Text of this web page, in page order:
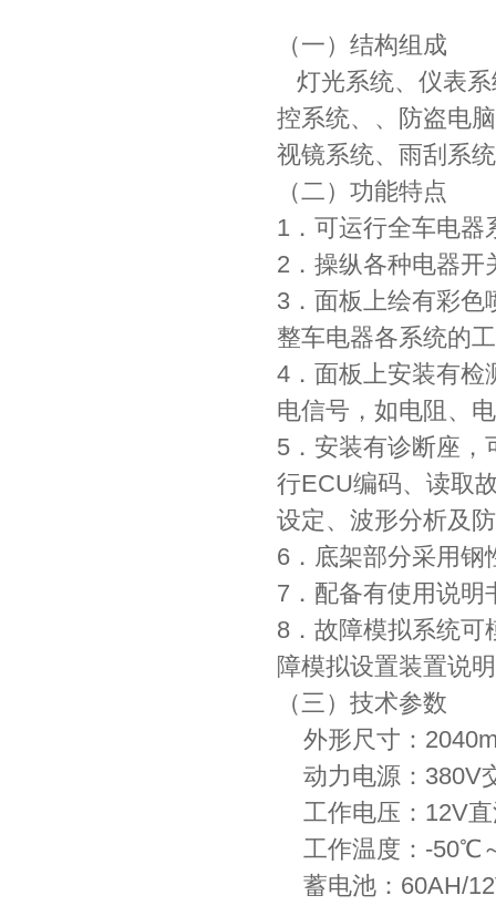
（一）结构组成
灯光系统、仪表
控系统、、防盗电
视镜系统、雨刮系
（二）功能特点
1．可运行全车电器
2．操纵各种电器开
3．面板上绘有彩色
整车电器各系统的
4．面板上安装有检
电信号，如电阻、
5．安装有诊断座，
行ECU编码、读取
设定、波形分析及
6．底架部分采用钢
7．配备有使用说明
8．故障模拟系统可
障模拟设置装置说
（三）技术参数
外形尺寸：
动力电源：380V
工作电压：12V直
工作温度：-50℃
蓄电池：60AH/